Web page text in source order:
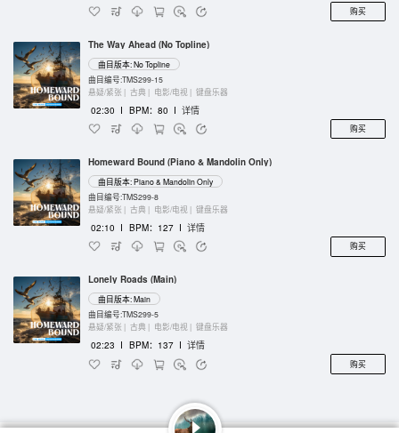
购买
The Way Ahead (No Topline)
曲目版本: No Topline
曲目编号:TMS299-15
悬疑/紧张 | 古典 | 电影/电视 | 键盘乐器
02:30 I BPM：80 I 详情
购买
Homeward Bound (Piano & Mandolin Only)
曲目版本: Piano & Mandolin Only
曲目编号:TMS299-8
悬疑/紧张 | 古典 | 电影/电视 | 键盘乐器
02:10 I BPM：127 I 详情
购买
Lonely Roads (Main)
曲目版本: Main
曲目编号:TMS299-5
悬疑/紧张 | 古典 | 电影/电视 | 键盘乐器
02:23 I BPM：137 I 详情
购买